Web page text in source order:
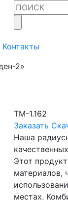
Контакты
2»
ТМ-1.162
Заказать
Наша
Этот
материалов,
местах.